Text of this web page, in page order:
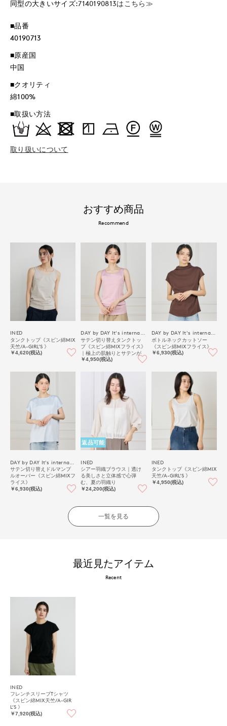
同型の大きいサイズ:7140190813はこちら≫
■品番
40190713
■原産国
中国
■クオリティ
綿100%
■取扱い方法
取り扱いについて
おすすめ商品
Recommend
INED
タンクトップ《スビン綿MIX
天竺/A-GIRL’S 》
￥4,620(税込)
サテン切り替えタンクトッ
プ《スビン綿MIXフライス》
｜極上の肌触りとサテンが
映える上品インナー
￥4,950(税込)
ボトルネックカットソー
《スビン綿MIXフライス》
￥6,930(税込)
サテン切り替えドルマンプ
ルオーバー《スビン綿MIXフ
ライス》
￥6,930(税込)
返品可能
INED
シアー羽織ブラウス｜透け
る美しさと立体感で心弾
む、夏の羽織り
￥24,200(税込)
INED
タンクトップ《スビン綿MIX
天竺/A-GIRL’S 》
￥4,950(税込)
一覧を見る
最近見たアイテム
Recent
INED
フレンチスリーブTシャツ
《スビン綿MIX天竺/A-GIR
L’S 》
￥7,920(税込)